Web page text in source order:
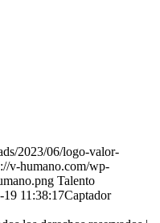
2023/06/logo-valor-
v-humano.com/wp-
Talento
19 11:38:17Captador